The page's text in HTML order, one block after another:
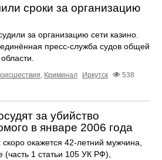
сроки за организацию
за организацию сети казино.
пресс‑служба судов общей
, Криминал Иркутск
538
за убийство
в январе 2006 года
окажется 42-летний мужчина,
(часть 1 статьи 105 УК РФ),